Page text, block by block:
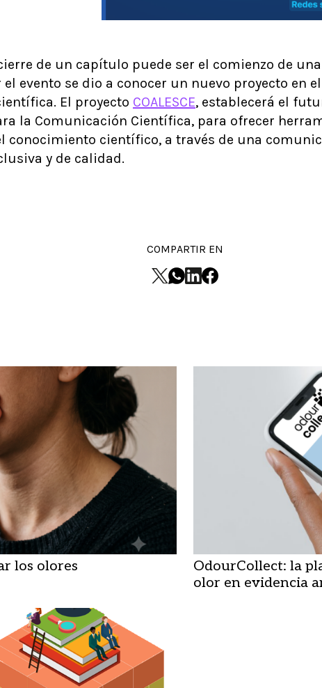
de un capítulo puede ser el comienzo de
evento se dio a conocer un nuevo proyecto en
El proyecto COALESCE, establecerá el
la Comunicación Científica, para ofrecer
conocimiento científico, a través de una
y de calidad.
COMPARTIR EN
los olores
OdourCollect: la
olor en evidencia